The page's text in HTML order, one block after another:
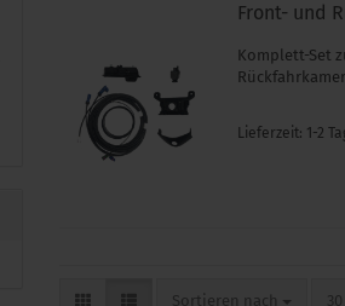
Front- und
Komplett-Set
Lieferzeit: 1-2
Sortieren nach
Sortieren nach